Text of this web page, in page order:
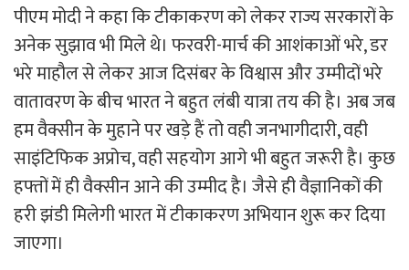
पीएम मोदी ने कहा कि टीकाकरण को लेकर राज्य सरकारों के
अनेक सुझाव भी मिले थे। फरवरी-मार्च की आशंकाओं भरे, डर
भरे माहौल से लेकर आज दिसंबर के विश्वास और उम्मीदों भरे
वातावरण के बीच भारत ने बहुत लंबी यात्रा तय की है। अब जब
हम वैक्सीन के मुहाने पर खड़े हैं तो वही जनभागीदारी, वही
साइंटिफिक अप्रोच, वही सहयोग आगे भी बहुत जरूरी है। कुछ
हफ्तों में ही वैक्सीन आने की उम्मीद है। जैसे ही वैज्ञानिकों की
हरी झंडी मिलेगी भारत में टीकाकरण अभियान शुरू कर दिया
जाएगा।